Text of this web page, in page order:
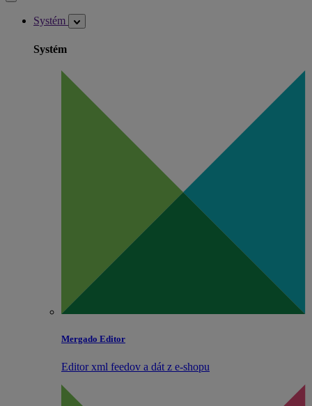
Systém
Systém
Mergado Editor
Editor xml feedov a dát z e‑shopu